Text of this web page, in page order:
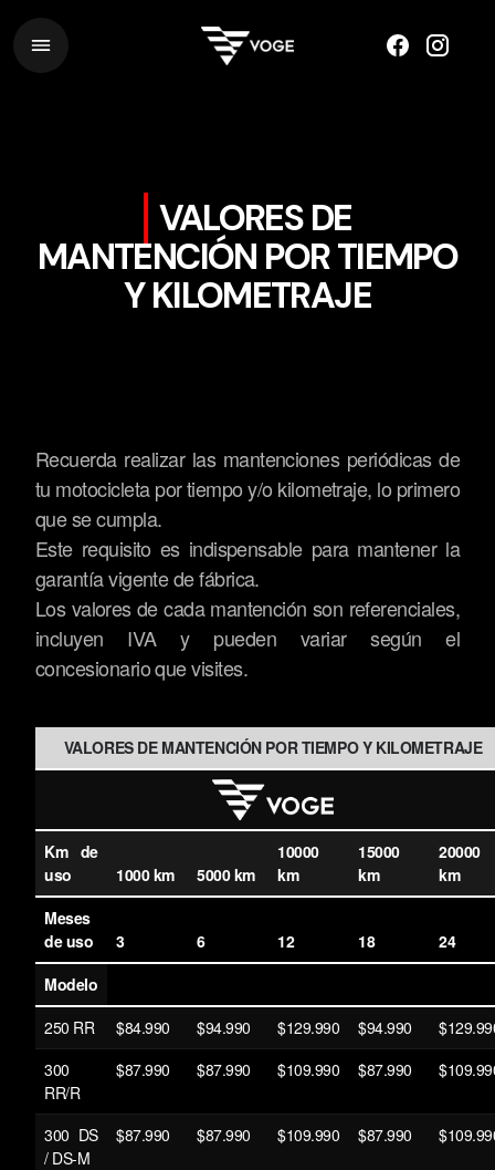
VALORES DE
MANTENCIÓN POR TIEMPO
Y KILOMETRAJE
Recuerda realizar las mantenciones periódicas de
tu motocicleta por tiempo y/o kilometraje, lo primero
que se cumpla.
Este requisito es indispensable para mantener la
garantía vigente de fábrica.
Los valores de cada mantención son referenciales,
incluyen IVA y pueden variar según el
concesionario que visites.
VALORES DE MANTENCIÓN POR TIEMPO Y KILOMETRAJE
Km de
uso
1000 km 5000 km
10000
km
15000
km
20000
km
Meses
de uso
3 6 12 18
24
Modelo
250 RR
$84.990 $94.990 $129.990 $94.990
300
RR/R
$87.990 $87.990 $109.990 $87.990
300 DS
/ DS-M
$87.990 $87.990 $109.990 $87.990